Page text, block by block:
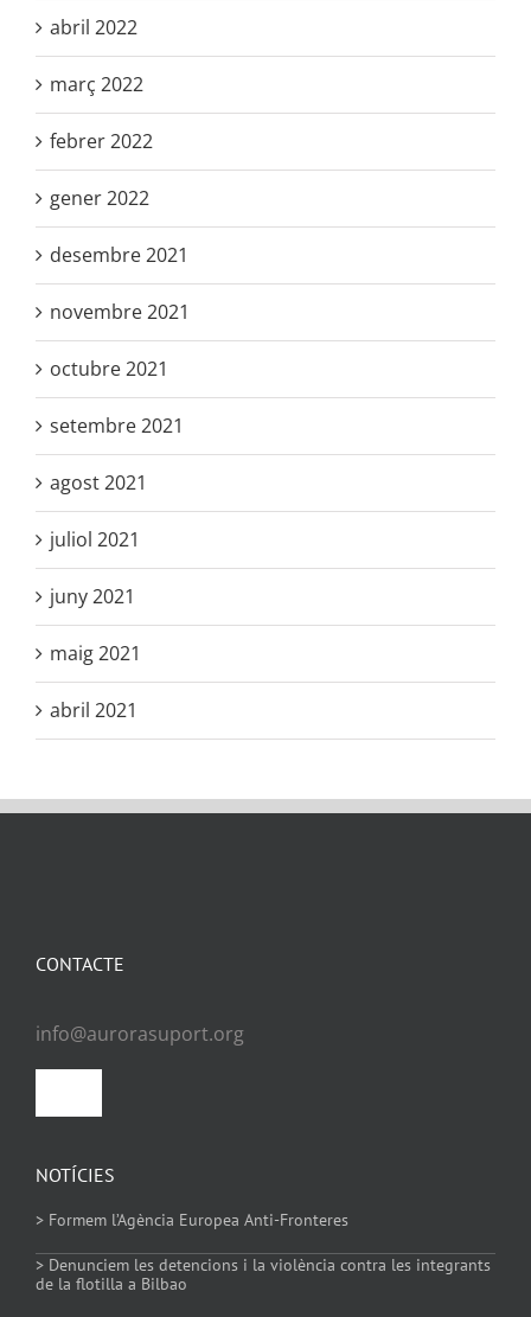
abril 2022
març 2022
febrer 2022
gener 2022
desembre 2021
novembre 2021
octubre 2021
setembre 2021
agost 2021
juliol 2021
juny 2021
maig 2021
abril 2021
NOTÍCIES
> Formem l’Agència Europea Anti-Fronteres
> Denunciem les detencions i la violència contra les integrants
de la flotilla a Bilbao
CONTACTE
info@aurorasuport.org
Política de Cookies